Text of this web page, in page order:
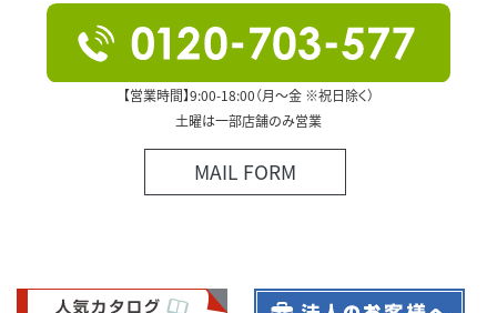
【営業時間】9:00-18:00（月～金 ※祝日除く）
土曜は一部店舗のみ営業
MAIL FORM